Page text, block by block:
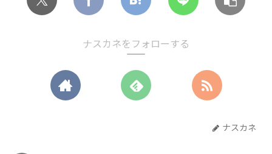
ナスカネをフォローする
ナスカネ